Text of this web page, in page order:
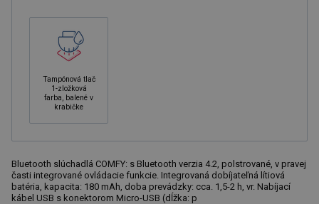
Tampónová tlač
1-zložková
farba, balené v
krabičke
Bluetooth slúchadlá COMFY: s Bluetooth verzia 4.2, polstrované, v pravej
časti integrované ovládacie funkcie. Integrovaná dobíjateľná lítiová
batéria, kapacita: 180 mAh, doba prevádzky: cca. 1,5-2 h, vr. Nabíjací
kábel USB s konektorom Micro-USB (dĺžka: p